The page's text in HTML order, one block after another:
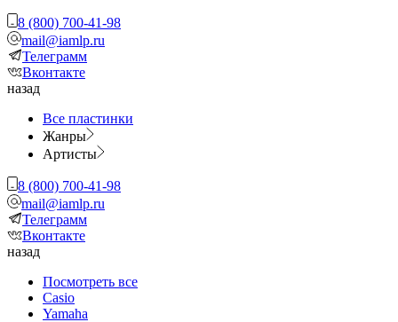
8 (800) 700-41-98
mail@iamlp.ru
Телеграмм
Вконтакте
назад
Все пластинки
Жанры
Артисты
8 (800) 700-41-98
mail@iamlp.ru
Телеграмм
Вконтакте
назад
Посмотреть все
Casio
Yamaha